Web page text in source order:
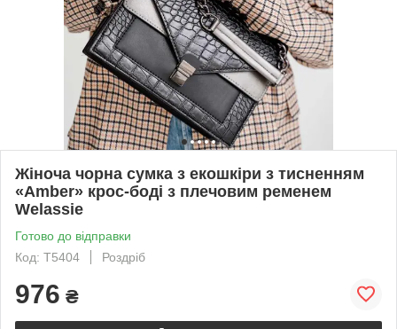
Жіноча чорна сумка з екошкіри з тисненням
«Amber» крос-боді з плечовим ременем
Welassie
Готово до відправки
Код: T5404
Роздріб
976 ₴